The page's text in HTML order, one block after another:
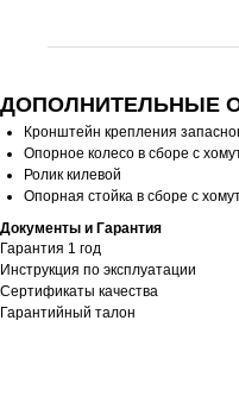
ДОПОЛНИТЕЛЬНЫЕ
Кронштейн крепления
Опорное колесо в сборе с
Ролик килевой
Опорная стойка в сборе с
Документы и Гарантия
Гарантия 1 год
Инструкция по эксплуатации
Сертификаты качества
Гарантийный талон